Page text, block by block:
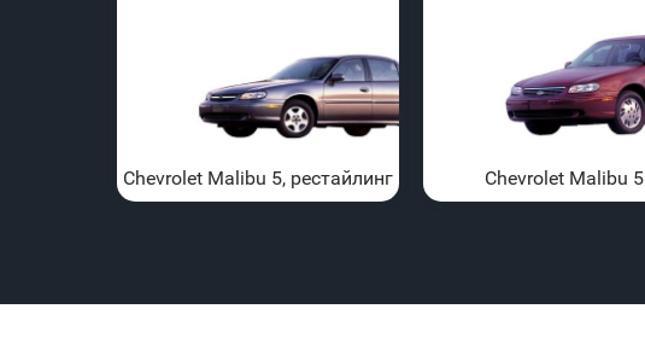
Chevrolet Malibu 5, рестайлинг Chevrolet Malibu 5